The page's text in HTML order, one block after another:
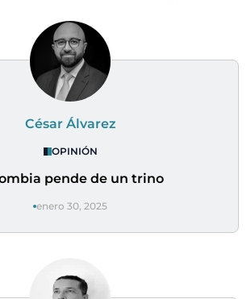
César Álvarez
OPINIÓN
pende de un trino
enero 30, 2025